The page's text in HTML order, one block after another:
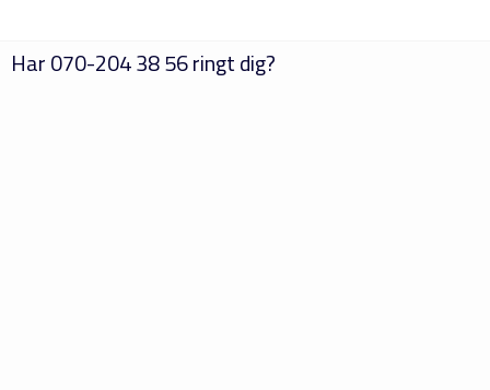
Har070-204 38 56ringt dig?